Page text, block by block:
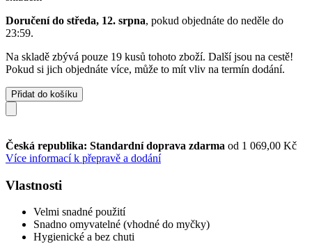
Doručení do středa, 12. srpna, pokud objednáte do neděle do
23:59.
Na skladě zbývá pouze 19 kusů tohoto zboží. Další jsou na cestě!
Pokud si jich objednáte více, může to mít vliv na termín dodání.
Přidat do košíku
Česká republika: Standardní doprava zdarma od 1 069,00 Kč
Více informací k přepravě a dodání
Vlastnosti
Velmi snadné použití
Snadno omyvatelné (vhodné do myčky)
Hygienické a bez chuti